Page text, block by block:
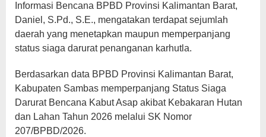
Informasi Bencana BPBD Provinsi Kalimantan Barat,
Daniel, S.Pd., S.E., mengatakan terdapat sejumlah
daerah yang menetapkan maupun memperpanjang
status siaga darurat penanganan karhutla.
Berdasarkan data BPBD Provinsi Kalimantan Barat,
Kabupaten Sambas memperpanjang Status Siaga
Darurat Bencana Kabut Asap akibat Kebakaran Hutan
dan Lahan Tahun 2026 melalui SK Nomor
207/BPBD/2026.